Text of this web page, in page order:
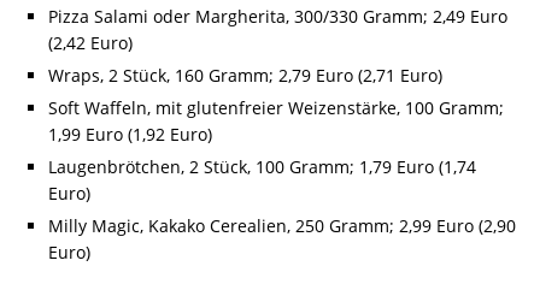
Pizza Salami oder Margherita, 300/330 Gramm; 2,49 Euro
(2,42 Euro)
Wraps, 2 Stück, 160 Gramm; 2,79 Euro (2,71 Euro)
Soft Waffeln, mit glutenfreier Weizenstärke, 100 Gramm;
1,99 Euro (1,92 Euro)
Laugenbrötchen, 2 Stück, 100 Gramm; 1,79 Euro (1,74
Euro)
Milly Magic, Kakako Cerealien, 250 Gramm; 2,99 Euro (2,90
Euro)